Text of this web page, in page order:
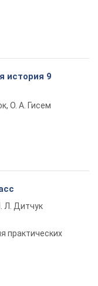
история 9
О. А. Гисем
Л. Дитчук
практических